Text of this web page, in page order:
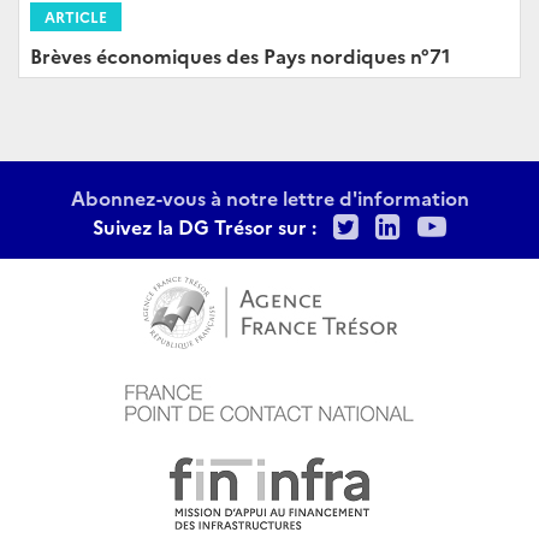
ARTICLE
Brèves économiques des Pays nordiques n°71
Abonnez-vous à notre lettre d'information
Suivez la DG Trésor sur :
TwitterLinkedIn